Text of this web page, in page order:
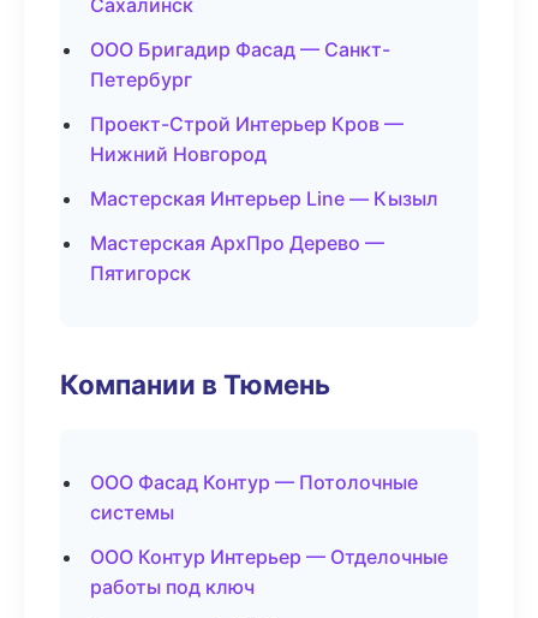
Сахалинск
ООО Бригадир Фасад — Санкт-
Петербург
Проект-Строй Интерьер Кров —
Нижний Новгород
Мастерская Интерьер Line — Кызыл
Мастерская АрхПро Дерево —
Пятигорск
Компании в Тюмень
ООО Фасад Контур — Потолочные
системы
ООО Контур Интерьер — Отделочные
работы под ключ